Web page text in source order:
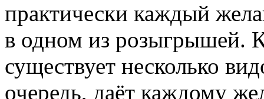
практически каждый
в одном из розыгрышей.
существует несколько
очередь, даёт каждому